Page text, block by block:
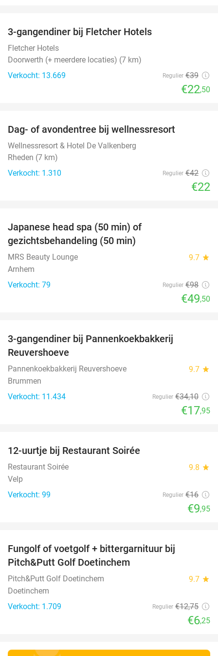
3-gangendiner bij Fletcher Hotels
Fletcher Hotels
Doorwerth (+ meerdere locaties) (7 km)
Verkocht: 13.669
Regulier €39
€22,50
Dag- of avondentree bij wellnessresort
Wellnessresort & Hotel De Valkenberg
Rheden (7 km)
Verkocht: 1.310
Regulier €42
€22
Japanese head spa (50 min) of
gezichtsbehandeling (50 min)
MRS Beauty Lounge 9.7 star
Arnhem
Verkocht: 79
Regulier €98
€49,50
3-gangendiner bij Pannenkoekbakkerij
Reuvershoeve
Pannenkoekbakkerij Reuvershoeve 9.7 star
Brummen
Verkocht: 11.434
Regulier €34,10
€17,95
12-uurtje bij Restaurant Soirée
Restaurant Soirée 9.8 star
Velp
Verkocht: 99
Regulier €16
€9,95
Fungolf of voetgolf + bittergarnituur bij
Pitch&Putt Golf Doetinchem
Pitch&Putt Golf Doetinchem 9.7 star
Doetinchem
Verkocht: 1.709
Regulier €12,75
€6,25